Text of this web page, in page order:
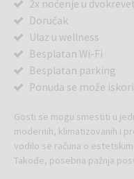
2x noćenje u
Doručak
Ulaz u wellness
Besplatan Wi-Fi
Besplatan parking
Ponuda se može
Gosti se mogu smestiti u
modernih, klimatizovanih i
vodilo se računa o
Takođe, posebna pažnja